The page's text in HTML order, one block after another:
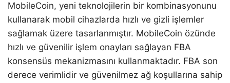
MobileCoin, yeni teknolojilerin bir kombinasyonunu
kullanarak mobil cihazlarda hızlı ve gizli işlemler
sağlamak üzere tasarlanmıştır. MobileCoin özünde
hızlı ve güvenilir işlem onayları sağlayan FBA
konsensüs mekanizmasını kullanmaktadır. FBA son
derece verimlidir ve güvenilmez ağ koşullarına sahip